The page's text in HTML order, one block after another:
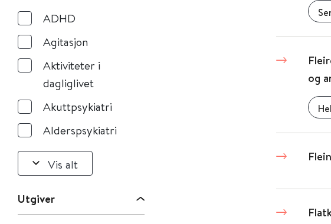
ADHD
Agitasjon
Aktiviteter i
dagliglivet
Akuttpsykiatri
Alderspsykiatri
Vis alt
Utgiver
og